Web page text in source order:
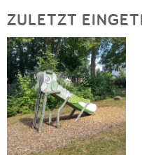
ZULETZT